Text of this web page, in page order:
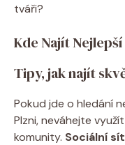
tváři?
Kde Najít
Tipy, jak najít
Pokud jde o hledání
Plzni, neváhejte
komunity. Sociální